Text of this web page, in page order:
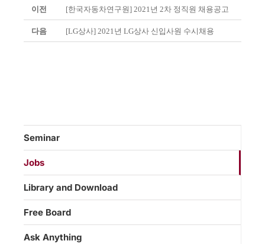
이전 [한국자동차연구원] 2021년 2차 정직원 채용공고
다음 [LG상사] 2021년 LG상사 신입사원 수시채용
Seminar
Jobs
Library and Download
Free Board
Ask Anything